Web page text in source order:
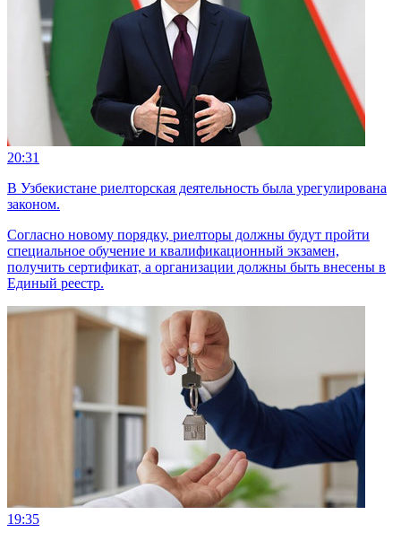
20:31
В Узбекистане риелторская деятельность была урегулирована
законом.
Согласно новому порядку, риелторы должны будут пройти
специальное обучение и квалификационный экзамен,
получить сертификат, а организации должны быть внесены в
Единый реестр.
19:35